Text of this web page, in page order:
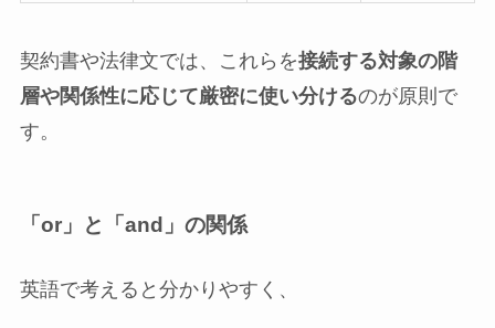
契約書や法律文では、これらを接続する対象の階
層や関係性に応じて厳密に使い分けるのが原則で
す。
「or」と「and」の関係
英語で考えると分かりやすく、